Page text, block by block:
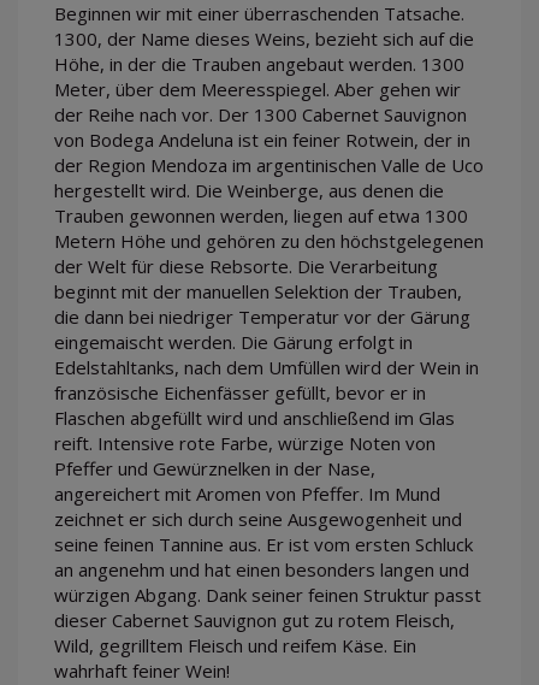
Beginnen wir mit einer überraschenden Tatsache.
1300, der Name dieses Weins, bezieht sich auf die
Höhe, in der die Trauben angebaut werden. 1300
Meter, über dem Meeresspiegel. Aber gehen wir
der Reihe nach vor. Der 1300 Cabernet Sauvignon
von Bodega Andeluna ist ein feiner Rotwein, der in
der Region Mendoza im argentinischen Valle de Uco
hergestellt wird. Die Weinberge, aus denen die
Trauben gewonnen werden, liegen auf etwa 1300
Metern Höhe und gehören zu den höchstgelegenen
der Welt für diese Rebsorte. Die Verarbeitung
beginnt mit der manuellen Selektion der Trauben,
die dann bei niedriger Temperatur vor der Gärung
eingemaischt werden. Die Gärung erfolgt in
Edelstahltanks, nach dem Umfüllen wird der Wein in
französische Eichenfässer gefüllt, bevor er in
Flaschen abgefüllt wird und anschließend im Glas
reift. Intensive rote Farbe, würzige Noten von
Pfeffer und Gewürznelken in der Nase,
angereichert mit Aromen von Pfeffer. Im Mund
zeichnet er sich durch seine Ausgewogenheit und
seine feinen Tannine aus. Er ist vom ersten Schluck
an angenehm und hat einen besonders langen und
würzigen Abgang. Dank seiner feinen Struktur passt
dieser Cabernet Sauvignon gut zu rotem Fleisch,
Wild, gegrilltem Fleisch und reifem Käse. Ein
wahrhaft feiner Wein!